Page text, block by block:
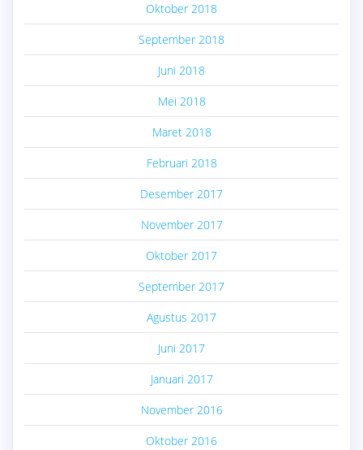
Oktober 2018
September 2018
Juni 2018
Mei 2018
Maret 2018
Februari 2018
Desember 2017
November 2017
Oktober 2017
September 2017
Agustus 2017
Juni 2017
Januari 2017
November 2016
Oktober 2016